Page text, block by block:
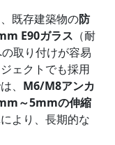
既存建築物の防
E90ガラス （耐
取り付けが容易
ェクトでも採用
、 M6/M8アンカ
～5mmの伸縮
より、長期的な